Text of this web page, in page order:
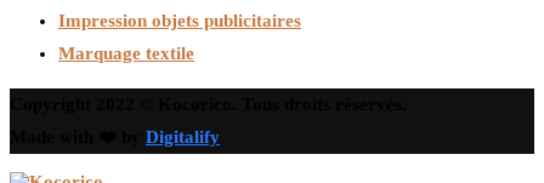
Impression objets publicitaires
Marquage textile
Digitalify